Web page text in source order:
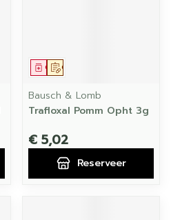
Op voorschrift
Geneesmiddel
Bausch & Lomb
Trafloxal Pomm Opht 3g
€ 5,02
Reserveer